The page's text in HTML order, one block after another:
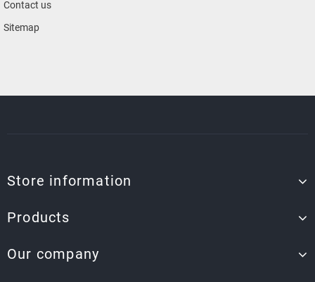
Contact us
Sitemap
Store information
Products
Our company